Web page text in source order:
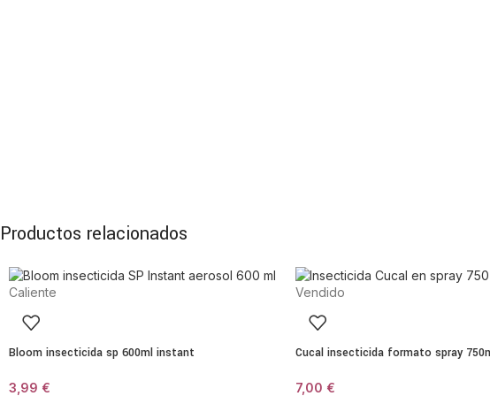
Productos relacionados
Caliente
Bloom insecticida sp 600ml instant
3,99 €
Vendido
Cucal insecticida formato spray
7,00 €